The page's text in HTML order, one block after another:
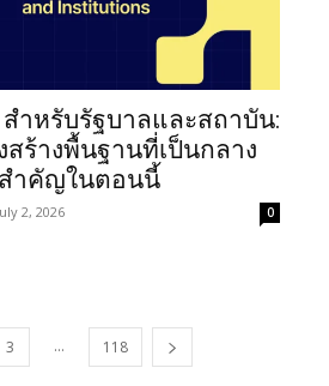
สำหรับรัฐบาลและสถาบัน:
สร้างพื้นฐานที่เป็นกลาง
ำคัญในตอนนี้
2, 2026 0
3 ... 118